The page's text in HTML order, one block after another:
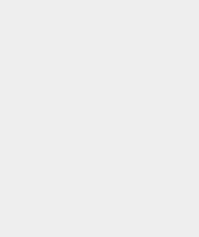
为花纹能够使
革钢的美观却